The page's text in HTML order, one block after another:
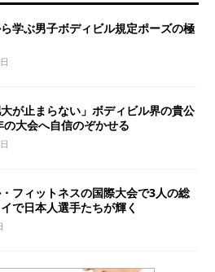
学ぶ男子ボディビル規定ポーズの極
大が止まらない」ボディビル界の貴公
大会へ自信のぞかせる
フィットネスの国際大会で3人の総
で日本人選手たちが輝く